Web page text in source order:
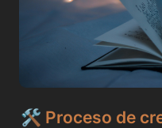
🛠️ Proceso de